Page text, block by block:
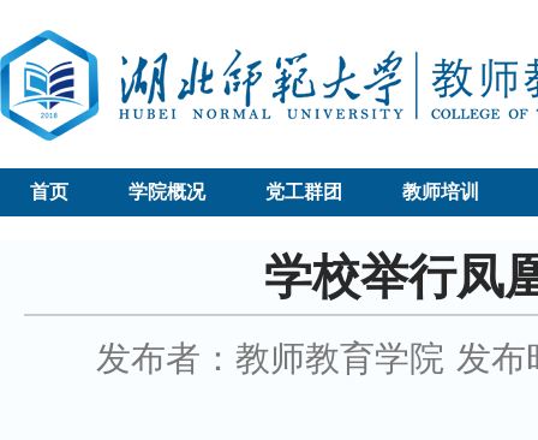
首页 学院概况 党工群团 教师培训
学校举行凤
发布者：教师教育学院 发布